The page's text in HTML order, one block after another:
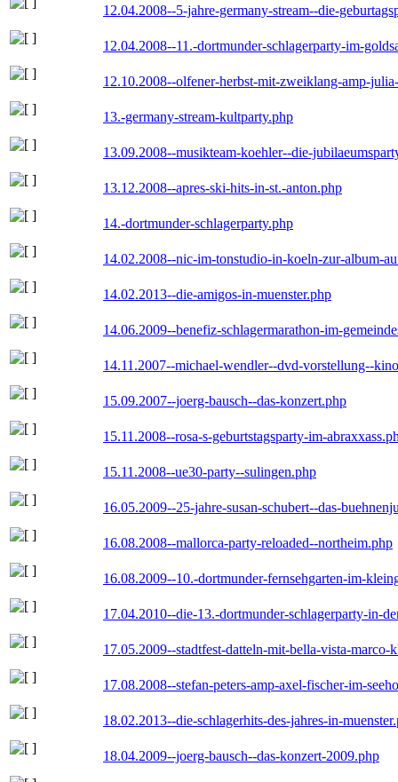
12.04.2008--5-jahre-germany-stream--die-
12.04.2008--11.-dortmunder-schlagerparty-im-
12.10.2008--olfener-herbst-mit-zweiklang-amp-
13.-germany-stream-kultparty.php
13.09.2008--musikteam-koehler--die-
13.12.2008--apres-ski-hits-in-st.-anton.php
14.-dortmunder-schlagerparty.php
14.02.2008--nic-im-tonstudio-in-koeln-zur-album-
14.02.2013--die-amigos-in-muenster.php
14.06.2009--benefiz-schlagermarathon-im-
14.11.2007--michael-wendler--dvd-vorstellung--
15.09.2007--joerg-bausch--das-konzert.php
15.11.2008--rosa-s-geburtstagsparty-im-
15.11.2008--ue30-party--sulingen.php
16.05.2009--25-jahre-susan-schubert--das-
16.08.2008--mallorca-party-reloaded--northeim.php
16.08.2009--10.-dortmunder-fernsehgarten-im-
17.04.2010--die-13.-dortmunder-schlagerparty-in-
17.05.2009--stadtfest-datteln-mit-bella-vista-marco-
17.08.2008--stefan-peters-amp-axel-fischer-im-
18.02.2013--die-schlagerhits-des-jahres-in-
18.04.2009--joerg-bausch--das-konzert-2009.php